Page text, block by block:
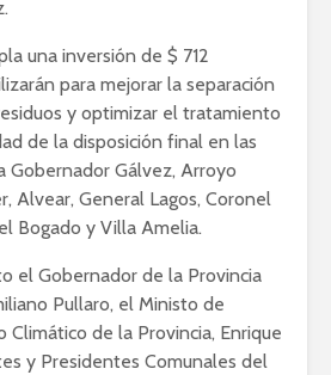
una inversión de $ 712
para mejorar la separación
y optimizar el tratamiento
de la disposición final en las
Gobernador Gálvez, Arroyo
Alvear, General Lagos, Coronel
Bogado y Villa Amelia.
el Gobernador de la Provincia
Pullaro, el Ministo de
Climático de la Provincia, Enrique
y Presidentes Comunales del